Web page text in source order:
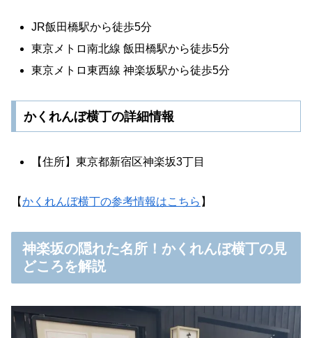
JR飯田橋駅から徒歩5分
東京メトロ南北線 飯田橋駅から徒歩5分
東京メトロ東西線 神楽坂駅から徒歩5分
かくれんぼ横丁の詳細情報
【住所】東京都新宿区神楽坂3丁目
【かくれんぼ横丁の参考情報はこちら 】
神楽坂の隠れた名所！かくれんぼ横丁の見
どころを解説